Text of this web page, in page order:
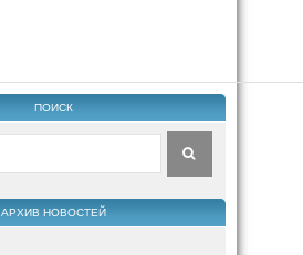
ПОИСК
АРХИВ НОВОСТЕЙ